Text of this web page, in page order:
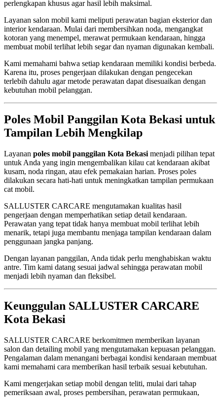
perlengkapan khusus agar hasil lebih maksimal.
Layanan salon mobil kami meliputi perawatan bagian eksterior dan
interior kendaraan. Mulai dari membersihkan noda, mengangkat
kotoran yang menempel, merawat permukaan kendaraan, hingga
membuat mobil terlihat lebih segar dan nyaman digunakan kembali.
Kami memahami bahwa setiap kendaraan memiliki kondisi berbeda.
Karena itu, proses pengerjaan dilakukan dengan pengecekan
terlebih dahulu agar metode perawatan dapat disesuaikan dengan
kebutuhan mobil pelanggan.
Poles Mobil Panggilan Kota Bekasi untuk
Tampilan Lebih Mengkilap
Layanan poles mobil panggilan Kota Bekasi menjadi pilihan tepat
untuk Anda yang ingin mengembalikan kilau cat kendaraan akibat
kusam, noda ringan, atau efek pemakaian harian. Proses poles
dilakukan secara hati-hati untuk meningkatkan tampilan permukaan
cat mobil.
SALLUSTER CARCARE mengutamakan kualitas hasil
pengerjaan dengan memperhatikan setiap detail kendaraan.
Perawatan yang tepat tidak hanya membuat mobil terlihat lebih
menarik, tetapi juga membantu menjaga tampilan kendaraan dalam
penggunaan jangka panjang.
Dengan layanan panggilan, Anda tidak perlu menghabiskan waktu
antre. Tim kami datang sesuai jadwal sehingga perawatan mobil
menjadi lebih nyaman dan fleksibel.
Keunggulan SALLUSTER CARCARE
Kota Bekasi
SALLUSTER CARCARE berkomitmen memberikan layanan
salon dan detailing mobil yang mengutamakan kepuasan pelanggan.
Pengalaman dalam menangani berbagai kondisi kendaraan membuat
kami memahami cara memberikan hasil terbaik sesuai kebutuhan.
Kami mengerjakan setiap mobil dengan teliti, mulai dari tahap
pemeriksaan awal, proses pembersihan, perawatan permukaan,